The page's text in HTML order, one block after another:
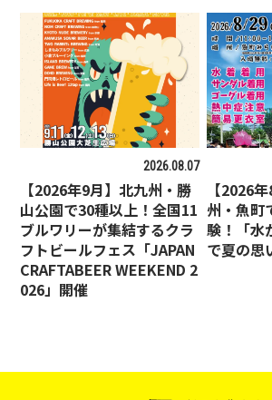
2026.08.07
【2026年9月】北九州・勝
山公園で30種以上！全国11
ブルワリーが集結するクラ
フトビールフェス「JAPAN
CRAFTABEER WEEKEND 2
026」開催
【2026
州・魚町
験！「水
で夏の思